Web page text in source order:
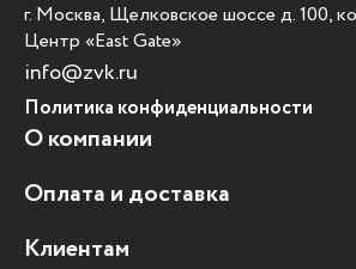
г. Москва, Щелковское шоссе д. 100,
Центр «East Gate»
info@zvk.ru
Политика конфиденциальности
О компании
Наши клиенты
Отзывы клиентов
Оплата и доставка
Оплата и доставка
Клиентам